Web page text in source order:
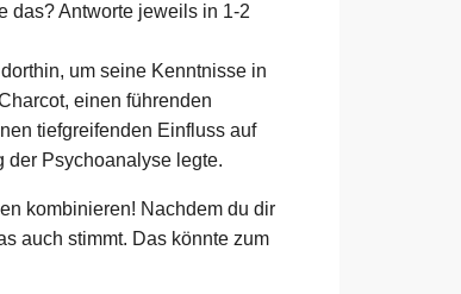
das? Antworte jeweils in 1-2
um seine Kenntnisse in
einen führenden
tiefgreifenden Einfluss auf
der Psychoanalyse legte.
kombinieren! Nachdem du dir
auch stimmt. Das könnte zum